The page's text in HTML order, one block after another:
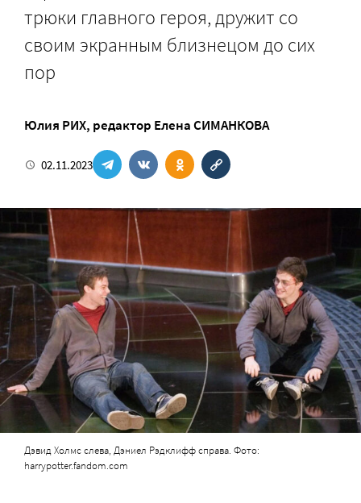
трюки главного героя, дружит со
своим экранным близнецом до сих
пор
Юлия РИХ, редактор Елена СИМАНКОВА
02.11.2023
Дэвид Холмс слева, Дэниел Рэдклифф справа. Фото:
harrypotter.fandom.com